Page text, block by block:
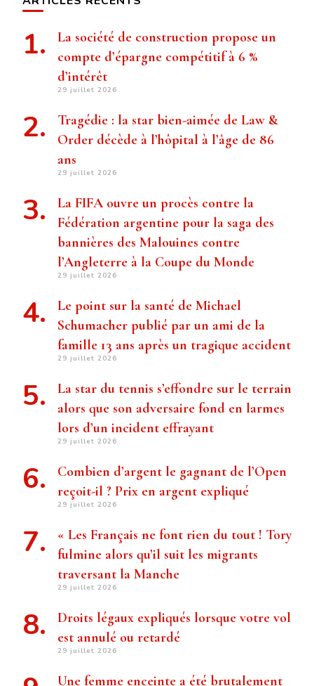
La société de construction propose un
compte d’épargne compétitif à 6 %
d’intérêt
29 juillet 2026
Tragédie : la star bien-aimée de Law &
Order décède à l’hôpital à l’âge de 86
ans
29 juillet 2026
La FIFA ouvre un procès contre la
Fédération argentine pour la saga des
bannières des Malouines contre
l’Angleterre à la Coupe du Monde
29 juillet 2026
Le point sur la santé de Michael
Schumacher publié par un ami de la
famille 13 ans après un tragique accident
29 juillet 2026
La star du tennis s’effondre sur le terrain
alors que son adversaire fond en larmes
lors d’un incident effrayant
29 juillet 2026
Combien d’argent le gagnant de l’Open
reçoit-il ? Prix ​​en argent expliqué
29 juillet 2026
« Les Français ne font rien du tout ! Tory
fulmine alors qu’il suit les migrants
traversant la Manche
29 juillet 2026
Droits légaux expliqués lorsque votre vol
est annulé ou retardé
29 juillet 2026
Une femme enceinte a été brutalement